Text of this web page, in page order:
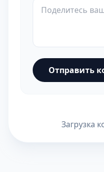
Отправить
Загрузка